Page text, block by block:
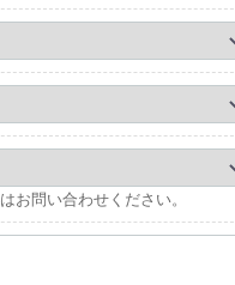
お問い合わせください。